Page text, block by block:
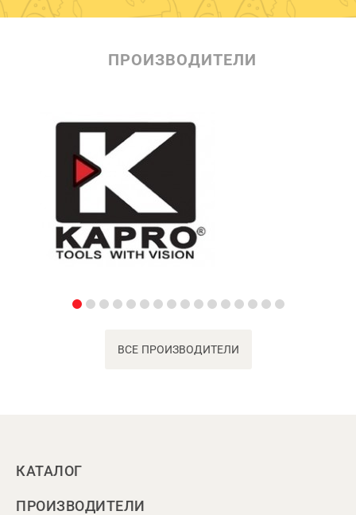
ПРОИЗВОДИТЕЛИ
ВСЕ ПРОИЗВОДИТЕЛИ
КАТАЛОГ
ПРОИЗВОДИТЕЛИ